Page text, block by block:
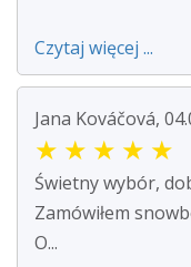
Czytaj więcej ...
Jana Kováčová,
★ ★ ★ ★ ★
Świetny wybór,
Zamówiłem
O...